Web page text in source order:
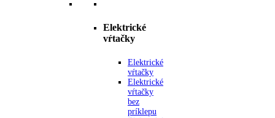
Elektrické
vŕtačky
Elektrické
vŕtačky
Elektrické
vŕtačky
bez
príklepu